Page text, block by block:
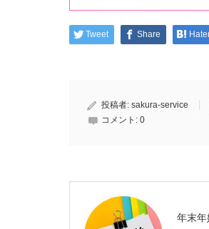
Tweet Share
投稿者: sakura-service
コメント: 0
年末